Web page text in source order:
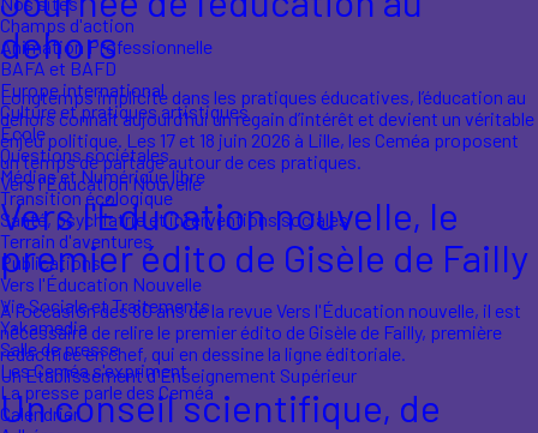
Champs d'action
Animation Professionnelle
BAFA et BAFD
Europe international
Culture et pratiques artistiques
École
Questions sociétales
Médias et Numérique libre
Transition écologique
Santé, psychiatrie et interventions sociales
Terrain d'aventures
Publications
Vers l'Éducation Nouvelle
Vie Sociale et Traitements
Yakamedia
Salle de presse
Les Ceméa s'expriment
La presse parle des Ceméa
Calendrier
dehors
Longtemps implicite dans les pratiques éducatives, l’éducation au
dehors connaît aujourd’hui un regain d’intérêt et devient un véritable
enjeu politique. Les 17 et 18 juin 2026 à Lille, les Ceméa proposent
un temps de partage autour de ces pratiques.
Vers l'Éducation Nouvelle
Vers l'Éducation nouvelle, le
premier édito de Gisèle de Failly
À l'occasion des 80 ans de la revue Vers l'Éducation nouvelle, il est
nécessaire de relire le premier édito de Gisèle de Failly, première
rédactrice en chef, qui en dessine la ligne éditoriale.
Un Etablissement d'Enseignement Supérieur
Un conseil scientifique, de